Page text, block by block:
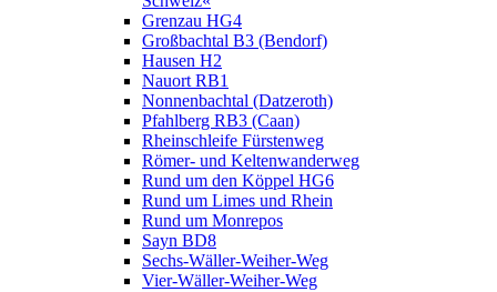
Grenzau HG4
Großbachtal B3 (Bendorf)
Hausen H2
Nauort RB1
Nonnenbachtal (Datzeroth)
Pfahlberg RB3 (Caan)
Rheinschleife Fürstenweg
Römer- und Keltenwanderweg
Rund um den Köppel HG6
Rund um Limes und Rhein
Rund um Monrepos
Sayn BD8
Sechs-Wäller-Weiher-Weg
Vier-Wäller-Weiher-Weg